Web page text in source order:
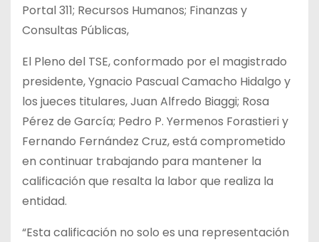
Portal 311; Recursos Humanos; Finanzas y
Consultas Públicas,
El Pleno del TSE, conformado por el magistrado
presidente, Ygnacio Pascual Camacho Hidalgo y
los jueces titulares, Juan Alfredo Biaggi; Rosa
Pérez de García; Pedro P. Yermenos Forastieri y
Fernando Fernández Cruz, está comprometido
en continuar trabajando para mantener la
calificación que resalta la labor que realiza la
entidad.
“Esta calificación no solo es una representación